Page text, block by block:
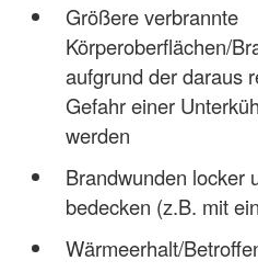
Größere verbrannte
Körperoberflächen/
aufgrund der daraus
Gefahr einer
werden
Brandwunden locker
bedecken (z.B. mit
Wärmeerhalt/